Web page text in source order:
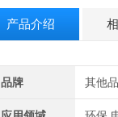
产品介绍
品牌 其他